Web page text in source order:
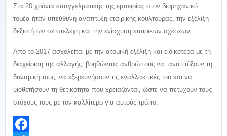
Στα 20 χρόνια επαγγελματικής της εμπειρίας στον βιομηχανικό
τομέα ήταν υπεύθυνη ανάπτυξη εταιρικής κουλτούρας, την εξέλιξη
δεξιοτήτων σε στελέχη και την ενίσχυση εταιρικών σχέσεων.
Από το 2017 ασχολείται με την ατομική εξέλιξη και ειδικότερα με τη
διαχείριση της αλλαγής, βοηθώντας ανθρώπους να αναπτύξουν τη
δυναμική τους, να εξερευνήσουν τις εναλλακτικές του και να
υιοθετήσουν τη θετικότητα που χρειάζονται, ώστε να πετύχουν τους
στόχους τους με τον καλλίτερο για αυτούς τρόπο.